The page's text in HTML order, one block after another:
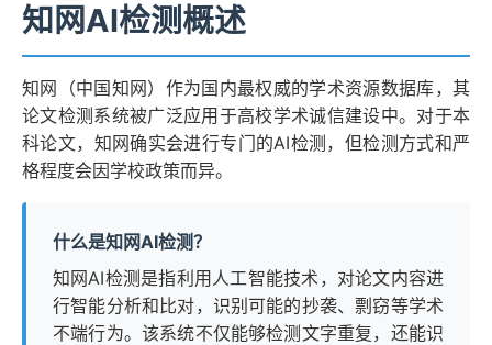
知网AI检测概述
知网（中国知网）作为国内最权威的学术资源数据库，其
论文检测系统被广泛应用于高校学术诚信建设中。对于本
科论文，知网确实会进行专门的AI检测，但检测方式和严
格程度会因学校政策而异。
什么是知网AI检测？
知网AI检测是指利用人工智能技术，对论文内容进
行智能分析和比对，识别可能的抄袭、剽窃等学术
不端行为。该系统不仅能够检测文字重复，还能识